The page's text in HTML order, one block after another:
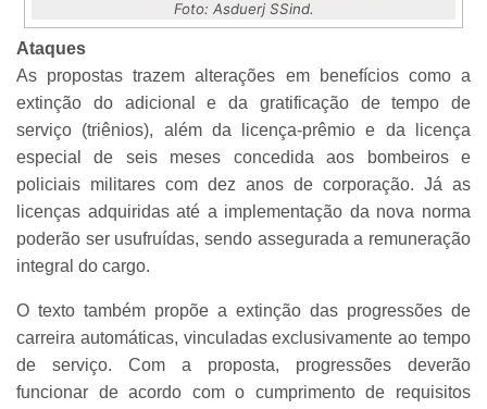
Foto: Asduerj SSind.
Ataques
As propostas trazem alterações em benefícios como a
extinção do adicional e da gratificação de tempo de
serviço (triênios), além da licença-prêmio e da licença
especial de seis meses concedida aos bombeiros e
policiais militares com dez anos de corporação. Já as
licenças adquiridas até a implementação da nova norma
poderão ser usufruídas, sendo assegurada a remuneração
integral do cargo.
O texto também propõe a extinção das progressões de
carreira automáticas, vinculadas exclusivamente ao tempo
de serviço. Com a proposta, progressões deverão
funcionar de acordo com o cumprimento de requisitos